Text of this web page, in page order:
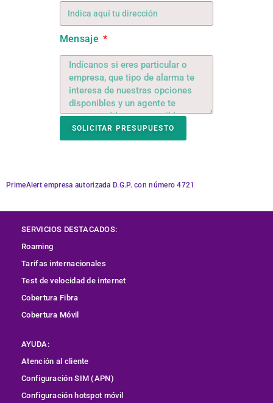
Mensaje
SOLICITAR PRESUPUESTO
PrimeAlert empresa autorizada D.G.P. con número 4721
SERVICIOS DESTACADOS:
Roaming
Tarifas internacionales
Test de velocidad de internet
Cobertura Fibra
Cobertura Móvil
AYUDA:
Atención al cliente
Configuración SIM (APN)
Configuración hotspot móvil